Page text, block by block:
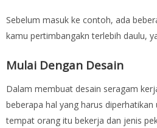
Sebelum masuk ke contoh, ada
kamu pertimbangakn terlebih daulu,
Mulai Dengan Desain
Dalam membuat desain seragam
beberapa hal yang harus
tempat orang itu bekerja dan jenis